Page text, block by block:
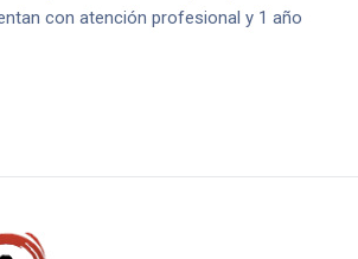
con atención profesional y 1 año